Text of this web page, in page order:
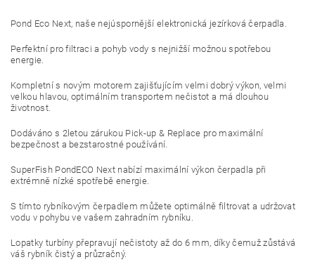
Pond Eco Next, naše nejúspornější elektronická jezírková čerpadla.
Perfektní pro filtraci a pohyb vody s nejnižší možnou spotřebou
energie.
Kompletní s novým motorem zajišťujícím velmi dobrý výkon, velmi
velkou hlavou, optimálním transportem nečistot a má dlouhou
životnost.
Dodáváno s 2letou zárukou Pick-up & Replace pro maximální
bezpečnost a bezstarostné používání.
SuperFish PondECO Next nabízí maximální výkon čerpadla při
extrémně nízké spotřebě energie.
S tímto rybníkovým čerpadlem můžete optimálně filtrovat a udržovat
vodu v pohybu ve vašem zahradním rybníku.
Lopatky turbíny přepravují nečistoty až do 6 mm, díky čemuž zůstává
váš rybník čistý a průzračný.